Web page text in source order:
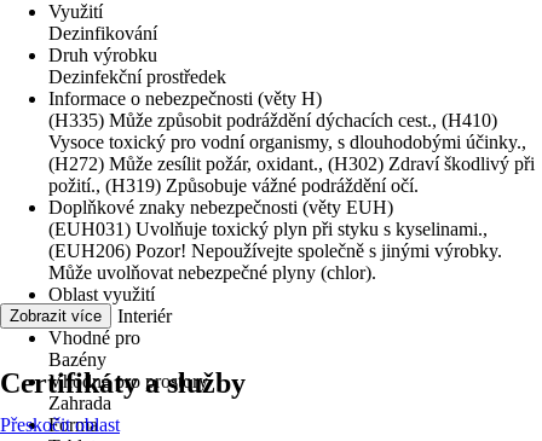
Využití
Dezinfikování
Druh výrobku
Dezinfekční prostředek
Informace o nebezpečnosti (věty H)
(H335) Může způsobit podráždění dýchacích cest., (H410)
Vysoce toxický pro vodní organismy, s dlouhodobými účinky.,
(H272) Může zesílit požár, oxidant., (H302) Zdraví škodlivý při
požití., (H319) Způsobuje vážné podráždění očí.
Doplňkové znaky nebezpečnosti (věty EUH)
(EUH031) Uvolňuje toxický plyn při styku s kyselinami.,
(EUH206) Pozor! Nepoužívejte společně s jinými výrobky.
Může uvolňovat nebezpečné plyny (chlor).
Oblast využití
Exteriér, Interiér
Vhodné pro
Bazény
Vhodné pro prostory
Zahrada
Forma
Zobrazit více
Certifikáty a služby
Přeskočit oblast